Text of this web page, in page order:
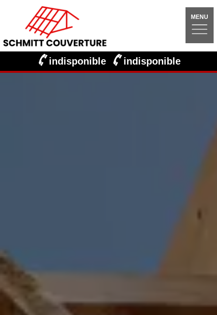
MENU
indisponible indisponible